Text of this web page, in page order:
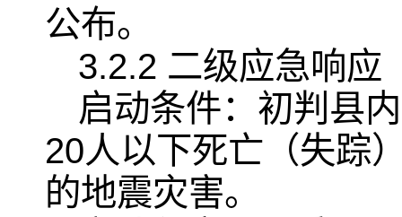
公布。
3.2.2 二级应急响应
启动条件：初判县
20人以下死亡（失踪
的地震灾害。